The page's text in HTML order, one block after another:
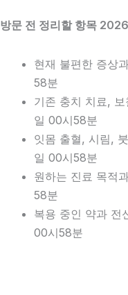
방문 전 정리할 항목
현재 불편한 증상
58분
기존 충치 치료,
일 00시58분
잇몸 출혈, 시림,
일 00시58분
원하는 진료 목적
58분
복용 중인 약과 전
00시58분